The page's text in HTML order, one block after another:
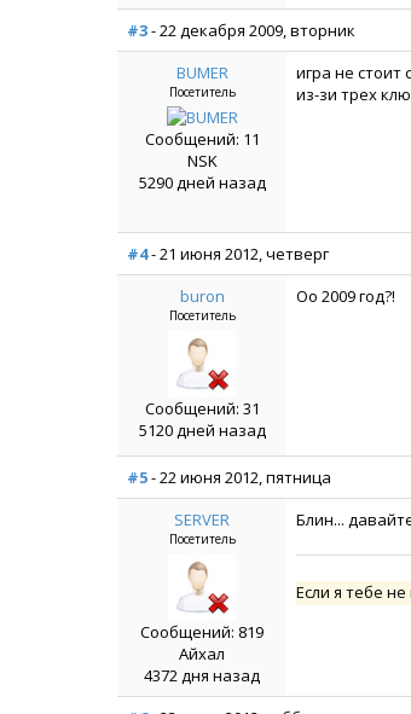
#3- 22 декабря 2009, вторник
BUMER
Посетитель
Сообщений: 11
NSK
5290 дней назад
игра не стоит
из-зи трех
#4- 21 июня 2012, четверг
buron
Посетитель
Сообщений: 31
5120 дней назад
Оо 2009 год?!
#5- 22 июня 2012, пятница
SERVER
Посетитель
Сообщений: 819
Айхал
4372 дня назад
Блин...
Если я тебе